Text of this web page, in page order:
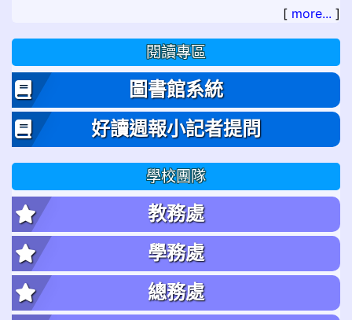
[ more... ]
閱讀專區
圖書館系統
好讀週報小記者提問
學校團隊
教務處
學務處
總務處